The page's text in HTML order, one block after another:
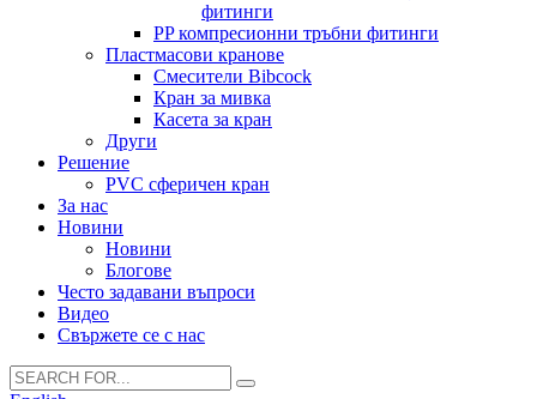
фитинги
PP компресионни тръбни фитинги
Пластмасови кранове
Смесители Bibcock
Кран за мивка
Касета за кран
Други
Решение
PVC сферичен кран
За нас
Новини
Новини
Блогове
Често задавани въпроси
Видео
Свържете се с нас